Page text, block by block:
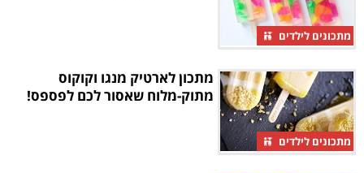
מתכונים לילדים
מתכונים לילדים
מתכון לארטיק מנגו וקוקוס
מתוק-מלוח שאסור לכם לפספס!